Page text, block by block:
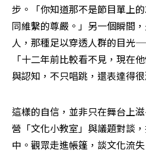
步。「你知道那不是節目單上
同維繫的尊嚴。」另一個瞬間
人，那種足以穿透人群的目光
「十二年前比較看不見，現在
與認知，不只唱跳，還表達得很
這樣的自信，並非只在舞台上
營「文化小教室」與議題對談
中。觀眾走進帳篷，談文化流